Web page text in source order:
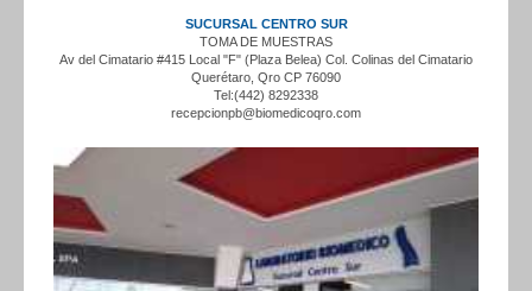
SUCURSAL CENTRO SUR
TOMA DE MUESTRAS
Av del Cimatario #415 Local "F" (Plaza Belea) Col. Colinas del Cimatario
Querétaro, Qro CP 76090
Tel:(442) 8292338
recepcionpb@biomedicoqro.com